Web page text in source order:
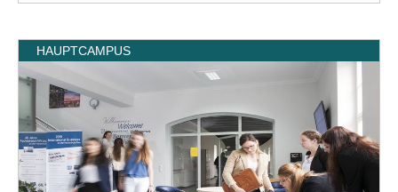
HAUPTCAMPUS